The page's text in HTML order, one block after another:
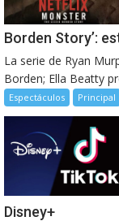
Borden Story’:
La serie de Ryan
Borden; Ella Beatty
Espectáculos Principal
Disney+